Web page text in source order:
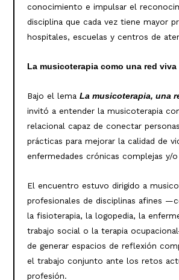
conocimiento e impulsar el
disciplina que cada vez tiene mayor
hospitales, escuelas y centros de
La musicoterapia como una red viva
Bajo el lema La musicoterapia, una
invitó a entender la musicoterapia
relacional capaz de conectar
prácticas para mejorar la calidad de
enfermedades crónicas complejas y/o
El encuentro estuvo dirigido a
profesionales de disciplinas afines
la fisioterapia, la logopedia, la
trabajo social o la terapia
de generar espacios de reflexión
el trabajo conjunto ante los retos
profesión.